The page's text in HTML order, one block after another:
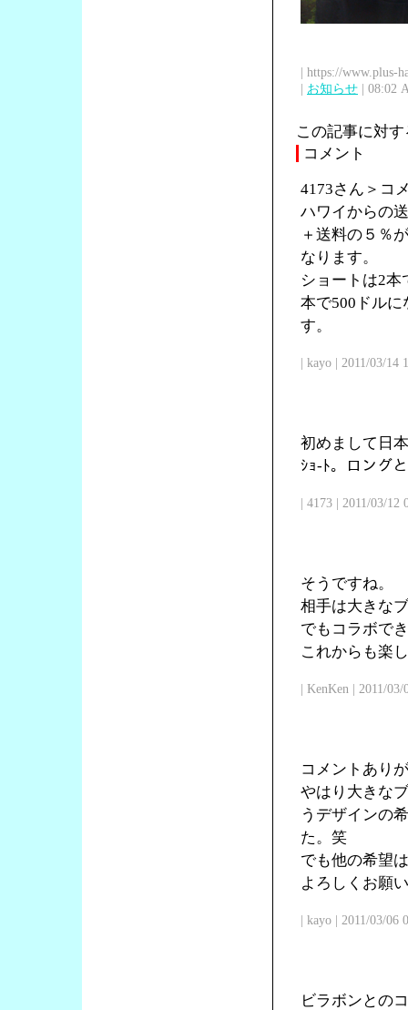
| https://www.plus-
| お知らせ | 08:02
この記事に対
コメント
4173さん＞コ
ハワイからの
＋送料の５％
なります。
ショートは2本
本で500ドル
す。
| kayo | 2011/03/14
初めまして日
ｼｮ-ﾄ。ロング
| 4173 | 2011/03/12
そうですね。
相手は大きな
でもコラボで
これからも楽
| KenKen | 2011/
コメントあり
やはり大きな
うデザインの
た。笑
でも他の希望
よろしくお願
| kayo | 2011/03/06
ビラボンとの